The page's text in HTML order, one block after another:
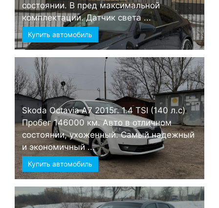
состоянии. В пред максимальной
комплектации. Датчик света ...
Купить автомобиль
Skoda Octavia А7 2015г. 1.4 TSI (140 л.с)
Пробег 146000 км. Авто в отличном
состоянии, ухоженный. Самый надежный
и экономичный ...
Купить автомобиль